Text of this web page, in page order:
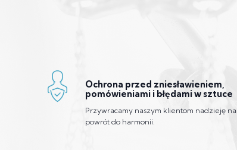
Ochrona przed zniesławieniem,
pomówieniami i błędami w sztuce
Przywracamy naszym klientom nadzieję na
powrót do harmonii.